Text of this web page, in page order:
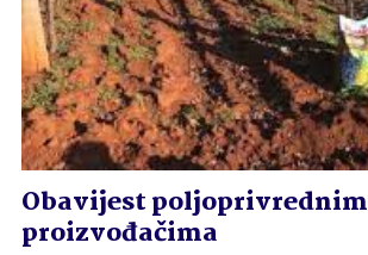
Obavijest poljoprivrednim
proizvođačima